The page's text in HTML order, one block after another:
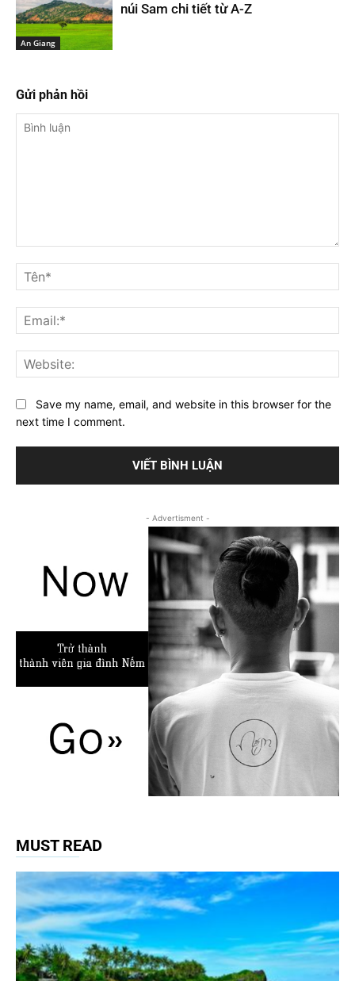
An Giang
núi Sam chi tiết từ A-Z
Gửi phản hồi
luận
Save my name, email, and website in this browser for the
next time I comment.
- Advertisment -
MUST READ